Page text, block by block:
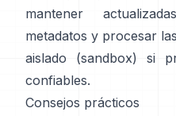
mantener
metadatos y procesar
aislado (sandbox) si
confiables.
Consejos prácticos